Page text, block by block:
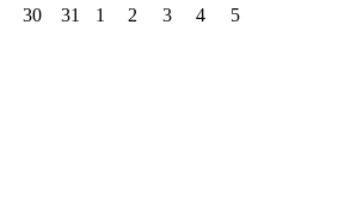
30
31 1 2 3 4 5